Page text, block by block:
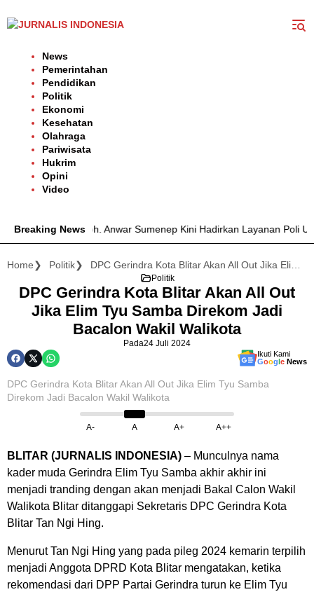
ke
News
Pemerintahan
Pendidikan
Politik
Ekonomi
Kesehatan
Olahraga
Pariwisata
Hukrim
Opini
Video
Breaking News
dr. H. Moh. Anwar Sumenep Kini Hadirkan Layanan Poli Urologi
Home Politik
Politik
DPC Gerindra Kota Blitar Akan All Out
Jika Elim Tyu Samba Direkom Jadi
Bacalon Wakil Walikota
Pada24 Juli 2024
Ikuti Kami
Google News
DPC Gerindra Kota Blitar Akan All Out Jika Elim Tyu Samba
Direkom Jadi Bacalon Wakil Walikota
A- A A+ A++
BLITAR (JURNALIS INDONESIA) – Munculnya nama
kader muda Gerindra Elim Tyu Samba akhir akhir ini
menjadi tranding dengan akan menjadi Bakal Calon Wakil
Walikota Blitar ditanggapi Sekretaris DPC Gerindra Kota
Blitar Tan Ngi Hing.
Menurut Tan Ngi Hing yang pada pileg 2024 kemarin terpilih
menjadi Anggota DPRD Kota Blitar mengatakan, ketika
rekomendasi dari DPP Partai Gerindra turun ke Elim Tyu